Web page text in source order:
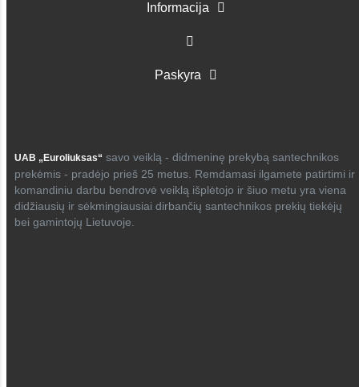
Informacija
Paskyra
UAB „Euroliuksas“ savo veiklą - didmeninę prekybą santechnikos
prekėmis - pradėjo prieš 25 metus. Remdamasi ilgamete patirtimi ir
komandiniu darbu bendrovė veiklą išplėtojo ir šiuo metu yra viena
didžiausių ir sėkmingiausiai dirbančių santechnikos prekių tiekėjų
bei gamintojų Lietuvoje.